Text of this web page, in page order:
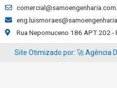
Rua Nepomuceno 186 APT 202
Site Otimizado por: 🚀Agência